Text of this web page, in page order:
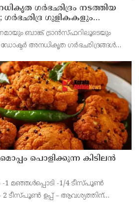
ഗര്‍ഭഛിദ്രം നടത്തിയ
ഗര്‍ഭഛിദ്ര ഗുളികകളും
ബാങ്ക് ട്രാന്‍സ്ഫറിലൂടെയും
ഡോക്ടര്‍ അനധികൃത ഗര്‍ഭഛിദ്രങ്ങള്‍
പൊളിക്കുന്ന കിടിലൻ
1 മഞ്ഞൾപ്പൊടി -1/4 ടീസ്പൂൺ
2 ടീസ്പൂൺ ഉപ്പ് – ആവശ്യത്തിന്